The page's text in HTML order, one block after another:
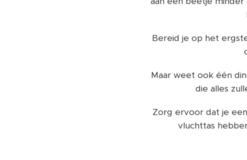
Bereid je op het
Maar weet ook één
die alles
Zorg ervoor dat je
vluchttas